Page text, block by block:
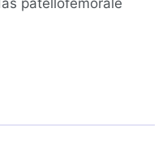
patellofemorale